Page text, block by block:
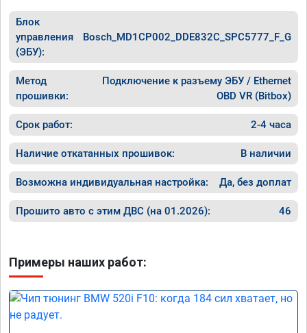
Блок
управления
(ЭБУ):
Bosch_MD1CP002_DDE832C_SPC5777_F_G
Метод
прошивки:
Подключение к разъему ЭБУ / Ethernet
OBD VR (Bitbox)
Срок работ: 2-4 часа
Наличие откатанных прошивок: В наличии
Возможна индивидуальная настройка: Да, без доплат
Прошито авто с этим ДВС (на 01.2026): 46
Примеры наших работ: